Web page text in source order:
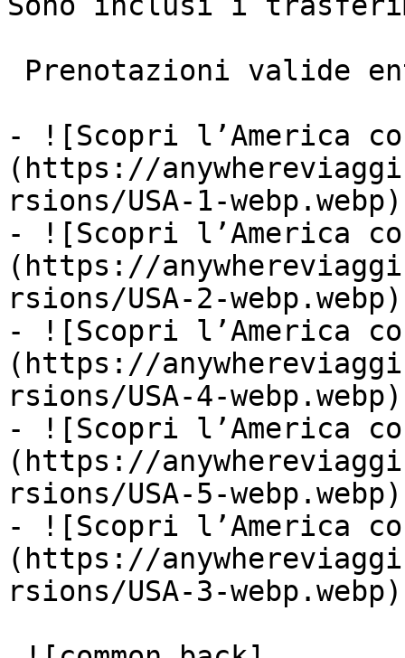
- ![Scopri l’America
(https://
rsions/USA-1-webp.webp)
- ![Scopri l’America
(https://
rsions/USA-2-webp.webp)
- ![Scopri l’America
(https://
rsions/USA-4-webp.webp)
- ![Scopri l’America
(https://
rsions/USA-5-webp.webp)
- ![Scopri l’America
(https://
rsions/USA-3-webp.webp)